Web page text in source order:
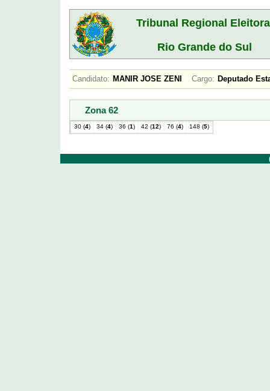
Tribunal Regional
Rio Grande do Sul
Candidato: MANIR JOSE ZENI Cargo: Deputado
Zona 62
30 (4) 34 (4) 36 (1) 42 (12) 76 (4) 148 (5)